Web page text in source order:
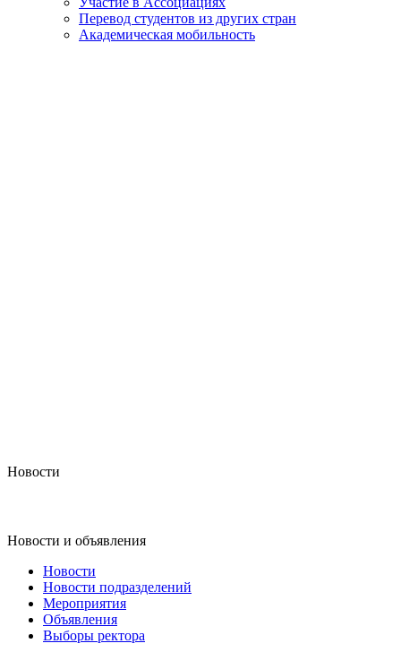
Перевод студентов из других стран
Академическая мобильность
Новости
Новости и объявления
Новости
Новости подразделений
Мероприятия
Объявления
Выборы ректора